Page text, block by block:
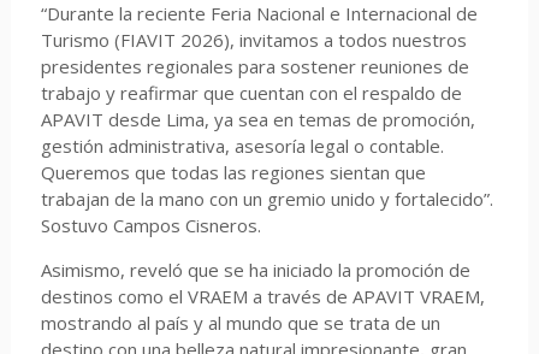
“Durante la reciente Feria Nacional e Internacional de
Turismo (FIAVIT 2026), invitamos a todos nuestros
presidentes regionales para sostener reuniones de
trabajo y reafirmar que cuentan con el respaldo de
APAVIT desde Lima, ya sea en temas de promoción,
gestión administrativa, asesoría legal o contable.
Queremos que todas las regiones sientan que
trabajan de la mano con un gremio unido y fortalecido”.
Sostuvo Campos Cisneros.
Asimismo, reveló que se ha iniciado la promoción de
destinos como el VRAEM a través de APAVIT VRAEM,
mostrando al país y al mundo que se trata de un